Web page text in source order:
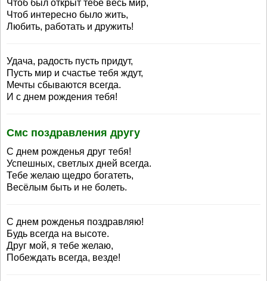
Чтоб был открыт тебе весь мир,
Чтоб интересно было жить,
Любить, работать и дружить!
Удача, радость пусть придут,
Пусть мир и счастье тебя ждут,
Мечты сбываются всегда.
И с днем рождения тебя!
Смс поздравления другу
С днем рожденья друг тебя!
Успешных, светлых дней всегда.
Тебе желаю щедро богатеть,
Весёлым быть и не болеть.
С днем рожденья поздравляю!
Будь всегда на высоте.
Друг мой, я тебе желаю,
Побеждать всегда, везде!